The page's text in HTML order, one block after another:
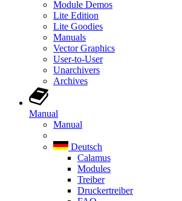
Module Demos
Lite Edition
Lite Goodies
Manuals
Vector Graphics
User-to-User
Unarchivers
Archives
Manual
Manual
Deutsch
Calamus
Modules
Treiber
Druckertreiber